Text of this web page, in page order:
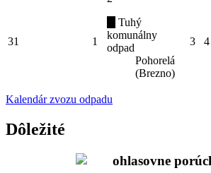
31 1
Tuhý
komunálny
odpad
Pohorelá
(Brezno)
3 4
Kalendár zvozu odpadu
Dôležité